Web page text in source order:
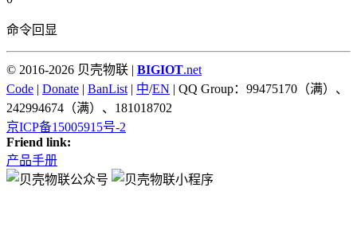
命令回显
© 2016-2026 贝壳物联 | BIGIOT.net
Code | Donate | BanList | 中/EN | QQ Group：99475170（满）、
242994674（满）、181018702
京ICP备15005915号-2
Friend link:
产品手册